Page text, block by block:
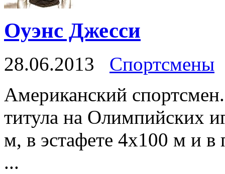
Оуэнс Джесси
28.06.2013
Спортсмены
Американский
титула на Олимпийских
м, в эстафете 4х100 м и
...